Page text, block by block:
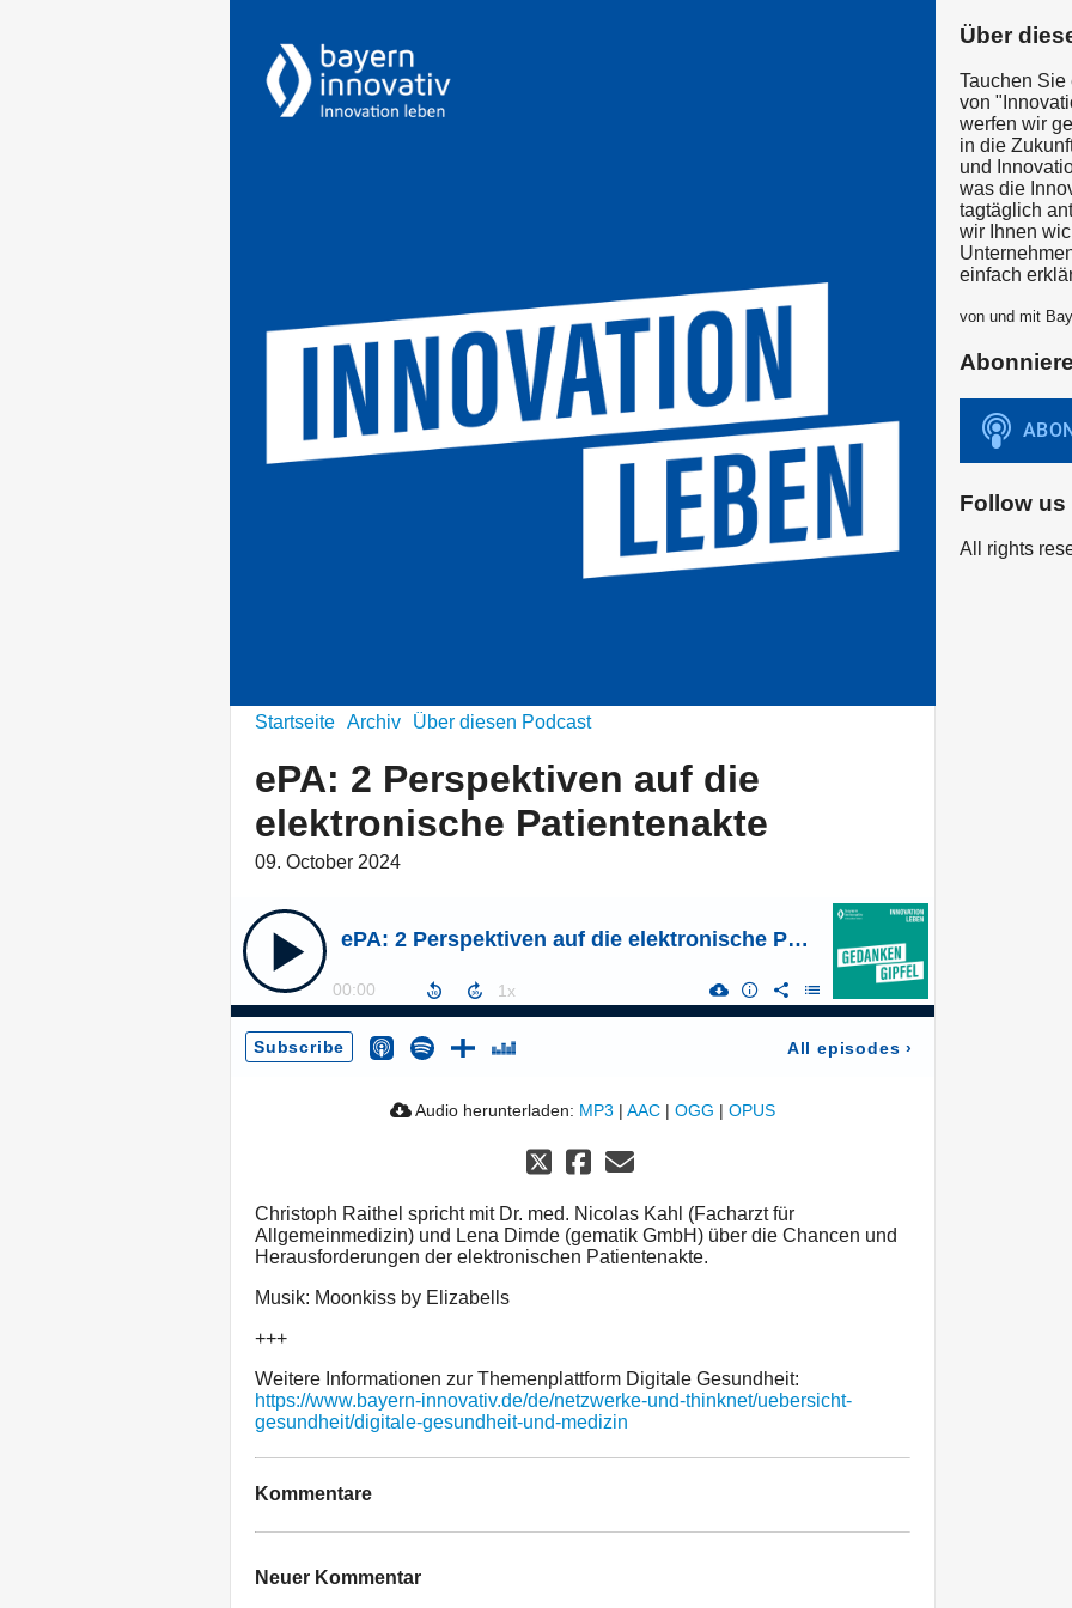
Startseite Archiv Über diesen Podcast
ePA: 2 Perspektiven auf die
elektronische Patientenakte
09. October 2024
ePA: 2 Perspektiven auf die elektronische Patientenakte
00:00
Subscribe All episodes ›
Audio herunterladen: MP3 | AAC | OGG | OPUS
Christoph Raithel spricht mit Dr. med. Nicolas Kahl (Facharzt für
Allgemeinmedizin) und Lena Dimde (gematik GmbH) über die Chancen und
Herausforderungen der elektronischen Patientenakte.
Musik: Moonkiss by Elizabells
+++
Weitere Informationen zur Themenplattform Digitale Gesundheit:
https://www.bayern-innovativ.de/de/netzwerke-und-thinknet/uebersicht-
gesundheit/digitale-gesundheit-und-medizin
Kommentare
Neuer Kommentar
Über
Tauchen
von
werfen wir
in die
und
was die
tagtäglich
wir Ihnen
einfach
von und mit
Follow us
All rights